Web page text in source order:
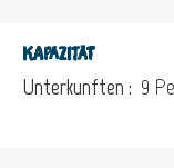
Kapazität
Unterkunften : 9